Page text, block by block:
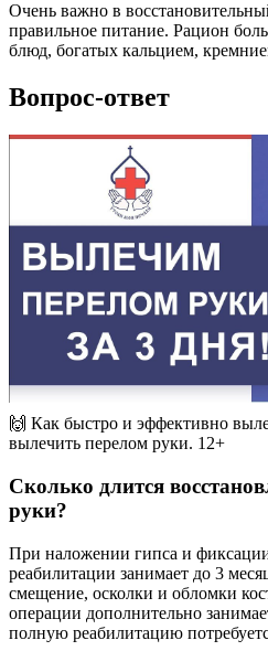
Очень важно в
правильное питание. Рацион
блюд, богатых кальцием,
Вопрос-ответ
🙌 Как быстро и эффективно
вылечить перелом руки. 12+
Сколько длится
руки?
При наложении гипса и
реабилитации занимает до 3
смещение, осколки и обломки
операции дополнительно
полную реабилитацию